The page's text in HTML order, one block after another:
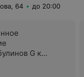
64 до 20:00
G к